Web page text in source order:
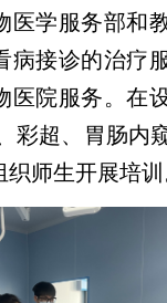
医学服务部和
病接诊的治疗
医院服务。在
彩超、胃肠内
师生开展培训